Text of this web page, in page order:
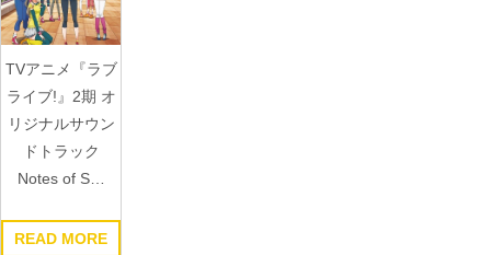
TVアニメ『ラブ
ライブ!』2期 オ
リジナルサウン
ドトラック
Notes of S…
READ MORE